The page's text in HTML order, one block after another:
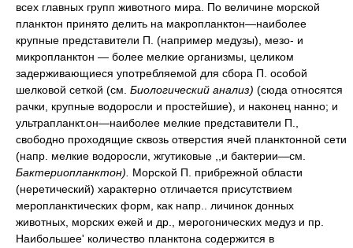
всех главных групп животного мира. По величине морской
планктон принято делить на макропланктон—наиболее
крупные представители П. (например медузы), мезо- и
микропланктон — более мелкие организмы, целиком
задерживающиеся употребляемой для сбора П. особой
шелковой сеткой (см. Биологический анализ) (сюда относятся
рачки, крупные водоросли и простейшие), и наконец нанно; и
ультрапланкт.он—наиболее мелкие представители П.,
свободно проходящие сквозь отверстия ячей планктонной сети
(напр. мелкие водоросли, жгутиковые ,,и бактерии—см.
Бактериопланктон). Морской П. прибрежной области
(неретический) характерно отличается присутствием
меропланктических форм, как напр.. личинок донных
животных, морских ежей и др., мерогонических медуз и пр.
Наибольшее' количество планктона содержится в